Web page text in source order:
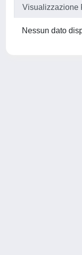
Visualizzazione
Nessun dato